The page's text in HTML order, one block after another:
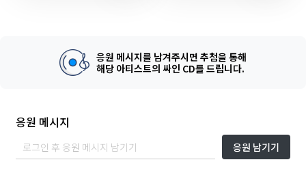
응원 메시지를 남겨주시면 추첨을 통해
해당 아티스트의 싸인 CD를 드립니다.
응원 메시지
응원 남기기